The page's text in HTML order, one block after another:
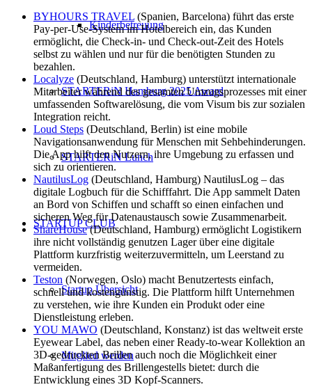
Kinderbetreuung
STARTERiN Hamburg 2025 Award
STARTERiN Lunch
STARTUP CLUB
Startup Übersicht
Mitglied werden
BYHOURS TRAVEL (Spanien, Barcelona) führt das erste
Pay-per-Use-System im Hotelbereich ein, das Kunden
ermöglicht, die Check-in- und Check-out-Zeit des Hotels
selbst zu wählen und nur für die benötigten Stunden zu
bezahlen.
Localyze (Deutschland, Hamburg) unterstützt internationale
Mitarbeiter während des gesamten Umzugsprozesses mit einer
umfassenden Softwarelösung, die vom Visum bis zur sozialen
Integration reicht.
Loud Steps (Deutschland, Berlin) ist eine mobile
Navigationsanwendung für Menschen mit Sehbehinderungen.
Die App hilft den Nutzern, ihre Umgebung zu erfassen und
sich zu orientieren.
NautilusLog (Deutschland, Hamburg) NautilusLog – das
digitale Logbuch für die Schifffahrt. Die App sammelt Daten
an Bord von Schiffen und schafft so einen einfachen und
sicheren Weg für Datenaustausch sowie Zusammenarbeit.
ShareHouse(Deutschland, Hamburg) ermöglicht Logistikern
ihre nicht vollständig genutzen Lager über eine digitale
Plattform kurzfristig weiterzuvermitteln, um Leerstand zu
vermeiden.
Teston (Norwegen, Oslo) macht Benutzertests einfach,
schnell und kostengünstig. Die Plattform hilft Unternehmen
zu verstehen, wie ihre Kunden ein Produkt oder eine
Dienstleistung erleben.
YOU MAWO (Deutschland, Konstanz) ist das weltweit erste
Eyewear Label, das neben einer Ready-to-wear Kollektion an
3D-gedruckten Brillen auch noch die Möglichkeit einer
Maßanfertigung des Brillengestells bietet: durch die
Entwicklung eines 3D Kopf-Scanners.